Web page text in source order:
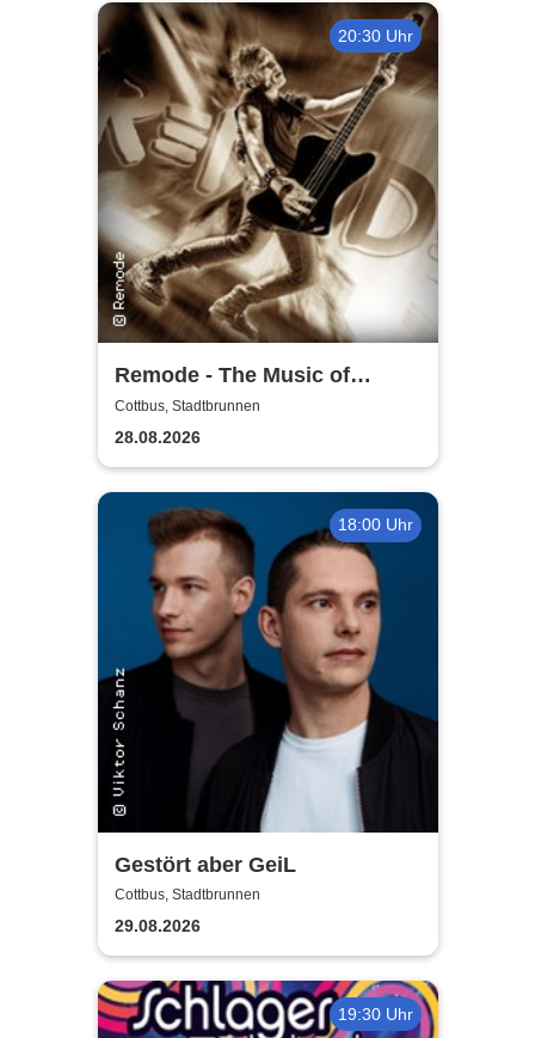
20:30 Uhr
Remode - The Music of
Depeche Mode
Cottbus, Stadtbrunnen
28.08.2026
18:00 Uhr
Gestört aber GeiL
Cottbus, Stadtbrunnen
29.08.2026
19:30 Uhr